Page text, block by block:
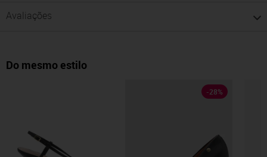
Avaliações
Do mesmo estilo
-28%